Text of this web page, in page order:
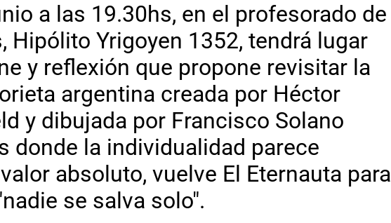
a las 19.30hs, en el profesorado de
Hipólito Yrigoyen 1352, tendrá lugar
y reflexión que propone revisitar la
argentina creada por Héctor
y dibujada por Francisco Solano
donde la individualidad parece
absoluto, vuelve El Eternauta para
se salva solo".